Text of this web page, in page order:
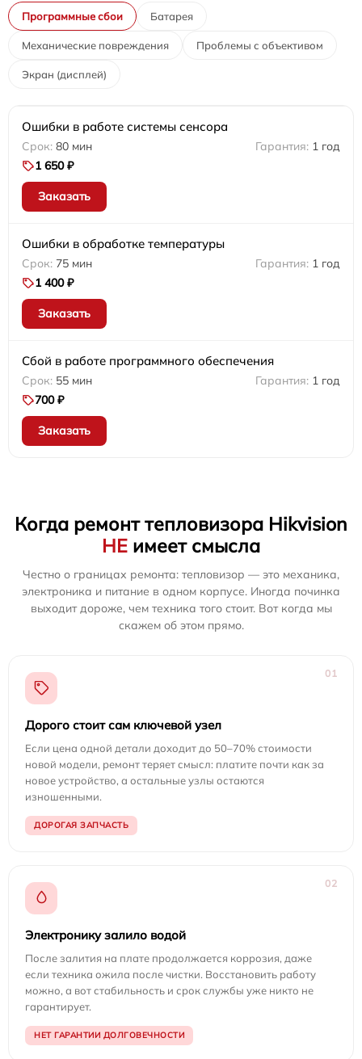
Программные сбои Батарея
Механические повреждения Проблемы с объективом
Экран (дисплей)
Ошибки в работе системы сенсора
80 мин
1 год
1 650 ₽
Заказать
Ошибки в обработке температуры
75 мин
1 год
1 400 ₽
Заказать
Сбой в работе программного обеспечения
55 мин
1 год
700 ₽
Заказать
Когда ремонт тепловизора Hikvision
НЕ имеет смысла
Честно о границах ремонта: тепловизор — это механика,
электроника и питание в одном корпусе. Иногда починка
выходит дороже, чем техника того стоит. Вот когда мы
скажем об этом прямо.
01
Дорого стоит сам ключевой узел
Если цена одной детали доходит до 50–70% стоимости
новой модели, ремонт теряет смысл: платите почти как за
новое устройство, а остальные узлы остаются
изношенными.
ДОРОГАЯ ЗАПЧАСТЬ
02
Электронику залило водой
После залития на плате продолжается коррозия, даже
если техника ожила после чистки. Восстановить работу
можно, а вот стабильность и срок службы уже никто не
гарантирует.
НЕТ ГАРАНТИИ ДОЛГОВЕЧНОСТИ